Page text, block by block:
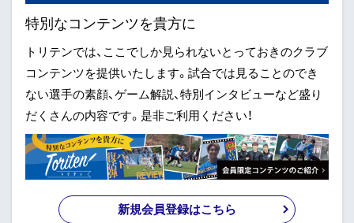
特別なコンテンツを貴方に
トリテンでは、ここでしか見られないとっておきのクラブ
コンテンツを提供いたします。試合では見ることのでき
ない選手の素顔、ゲーム解説、特別インタビューなど盛り
だくさんの内容です。是非ご利用ください！
新規会員登録はこちら